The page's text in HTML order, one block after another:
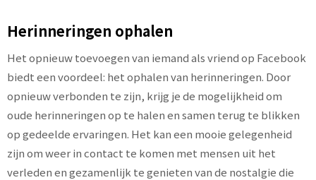
Herinneringen ophalen
Het opnieuw toevoegen van iemand als vriend op Facebook
biedt een voordeel: het ophalen van herinneringen. Door
opnieuw verbonden te zijn, krijg je de mogelijkheid om
oude herinneringen op te halen en samen terug te blikken
op gedeelde ervaringen. Het kan een mooie gelegenheid
zijn om weer in contact te komen met mensen uit het
verleden en gezamenlijk te genieten van de nostalgie die